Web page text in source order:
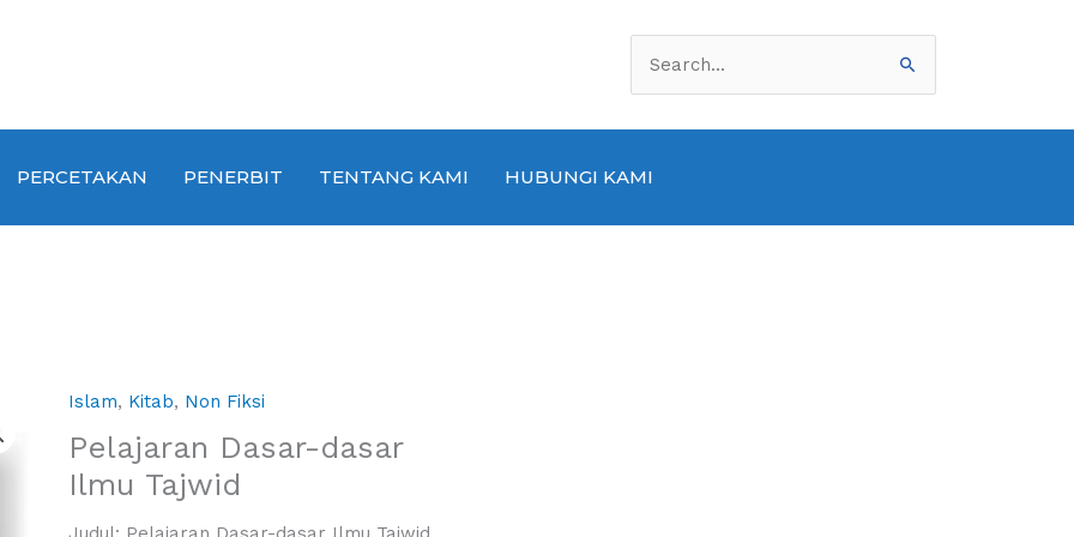
untuk:
PERCETAKAN PENERBIT TENTANG KAMI HUBUNGI KAMI
Islam, Kitab, Non Fiksi
Pelajaran Dasar-dasar
Ilmu Tajwid